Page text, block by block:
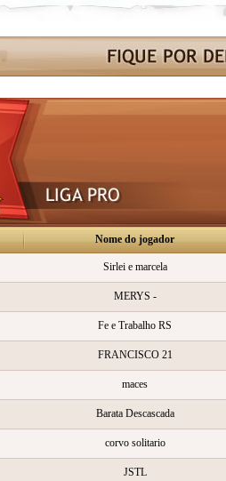
Nome do jogador
Sirlei e marcela
MERYS -
Fe e Trabalho RS
FRANCISCO 21
maces
Barata Descascada
corvo solitario
JSTL